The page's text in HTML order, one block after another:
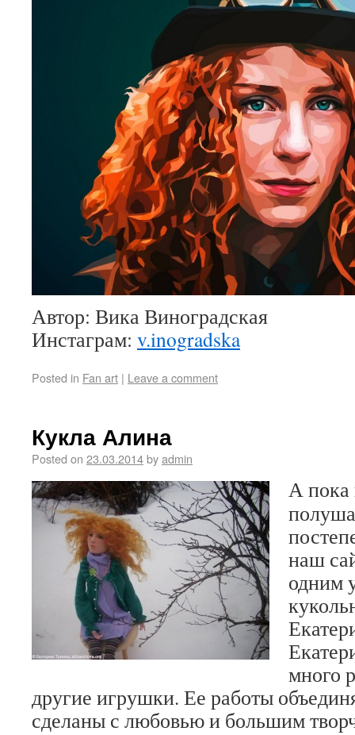
Автор: Вика Виноградская
Инстаграм: v.inogradska
Posted in Fan art | Leave a comment
Кукла Алина
Posted on 23.03.2014byadmin
А пока
наш
одним
много
другие игрушки. Ее работы
сделаны с любовью и большим